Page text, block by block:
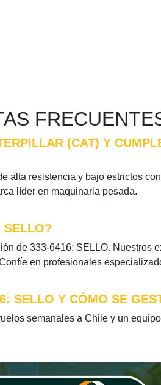
(CAT) Y
alta resistencia y bajo estrictos
líder en maquinaria pesada.
SELLO?
de 333-6416: SELLO. Nuestros
en profesionales
SELLO Y CÓMO SE
semanales a Chile y un